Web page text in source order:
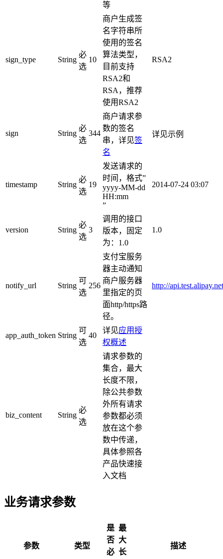
等
sign_type String
必
选
10
商户生成签
名字符串所
使用的签名
算法类型，
目前支持
RSA2和
RSA，推荐
使用RSA2
RSA2
sign String
必
选
344
商户请求参
数的签名
串，详见签
名
详见示例
timestamp String
必
选
19
发送请求的
时间，格式”
yyyy-MM-dd
HH:mm
”
2014-07-24 03:07
version String
必
选
3
调用的接口
版本，固定
为：1.0
1.0
notify_url String
可
选
256
支付宝服务
器主动通知
商户服务器
里指定的页
面http/https路
径。
http://
app_auth_token String
可
选
40
详见应用授
权概述
biz_content String
必
选
请求参数的
集合，最大
长度不限，
除公共参数
外所有请求
参数都必须
放在这个参
数中传递，
具体参照各
产品快速接
入文档
业务请求参数
参数 类型
是
否
必
最
大
长
描述